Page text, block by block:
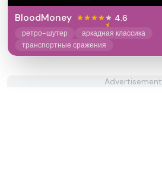
BloodMoney 4.6
ретро-шутер
аркадная классика
транспортные сражения
Advertisement